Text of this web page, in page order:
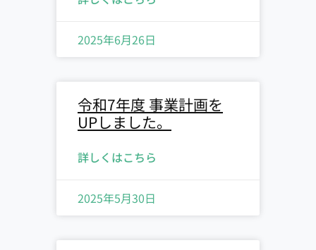
2025年6月26日
令和7年度 事業計画を
UPしました。
詳しくはこちら
2025年5月30日